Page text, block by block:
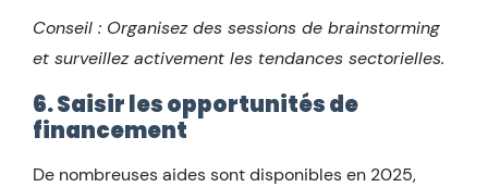
Conseil : Organisez des sessions de brainstorming
et surveillez activement les tendances sectorielles.
6. Saisir les opportunités de
financement
De nombreuses aides sont disponibles en 2025,